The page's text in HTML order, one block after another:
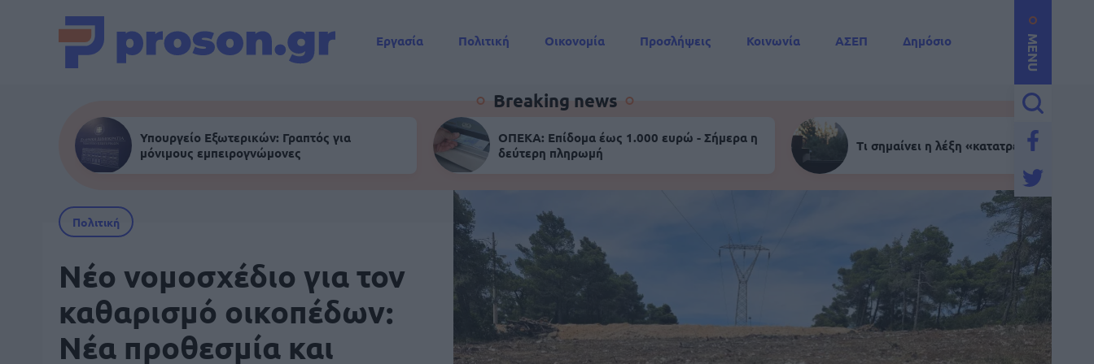
MENU
Εργασία Πολιτική Οικονομία Προσλήψεις Κοινωνία ΑΣΕΠ
Δημόσιο
Breaking news
Υπουργείο Εξωτερικών: Γραπτός για
μόνιμους εμπειρογνώμονες
ΟΠΕΚΑ: Επίδομα έως 1.000 ευρώ - Σήμερα η
δεύτερη πληρωμή
Τι σημαίνει η λέξη «κατατρεγμός»
Πολιτική
Νέο νομοσχέδιο για τον
καθαρισμό οικοπέδων:
Νέα προθεσμία και